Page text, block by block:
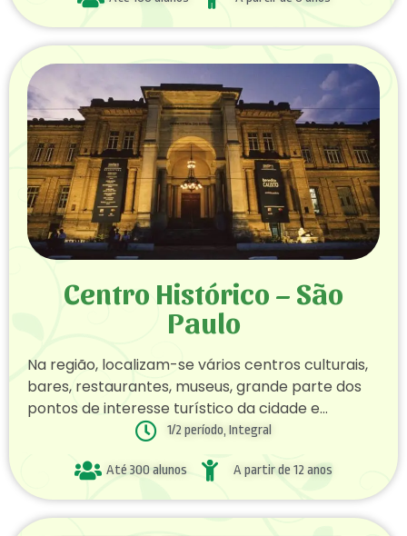
museu ainda mais atrativa. Em resumo, a
Pinacoteca de São Paulo é um museu imperdível
para quem deseja conhecer a arte brasileira e
internacional, com um acervo rico e diversificado
e uma programação cultural intensa e variada.
Centro Histórico – São
Paulo
Na região, localizam-se vários centros culturais,
bares, restaurantes, museus, grande parte dos
pontos de interesse turístico da cidade e
escritórios governamentais do município (como
Paulo. O passeio acontece no centro, visitando
os principais pontos históricos da cidade.
1/2 período, Integral
Até 300 alunos A partir de 12 anos